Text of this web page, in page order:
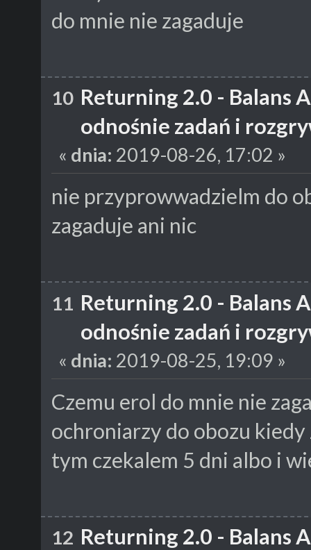
do mnie nie zagaduje
10 Returning 2.0 - Balans
odnośnie zadań i
« dnia: 2019-08-26, 17:02 »
nie przyprowwadzielm do
zagaduje ani nic
11 Returning 2.0 - Balans
odnośnie zadań i
« dnia: 2019-08-25, 19:09 »
Czemu erol do mnie nie
ochroniarzy do obozu
tym czekalem 5 dni albo i
12 Returning 2.0 - Balans